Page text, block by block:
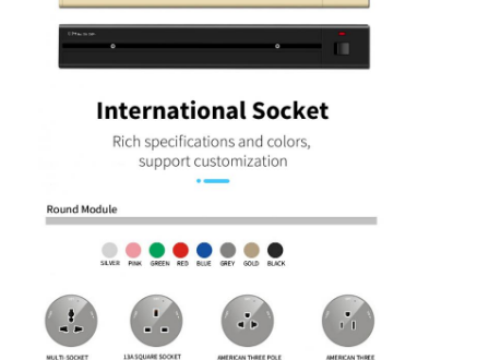
Verzögerter Stromanschluss
Vergrößerte Steckdose
Steckdosen für Turmstecker
Konferenztisch-Socketbox
Hydraulische Steckdose
Steckdosen
Schreibtischsteckdose
Schienensteckdose